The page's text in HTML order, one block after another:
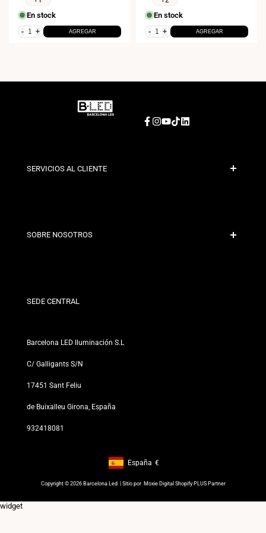
En stock
- + AGREGAR
En stock
- + AGREGAR
Facebook
Instagram
YouTube
TikTokLinkedIn
SERVICIOS AL CLIENTE
Contacto
SOBRE NOSOTROS
Nuestras Tiendas
SEDE CENTRAL
Barcelona LED Iluminación S.L
C/ Galligants S/N
17451 Sant Feliu
de Buixalleu Girona, España
932418081
Footer: España, €
España €
Copyright © 2026 Barcelona Led | Sitio por Moxie Digital Shopify PLUS Partner
widget